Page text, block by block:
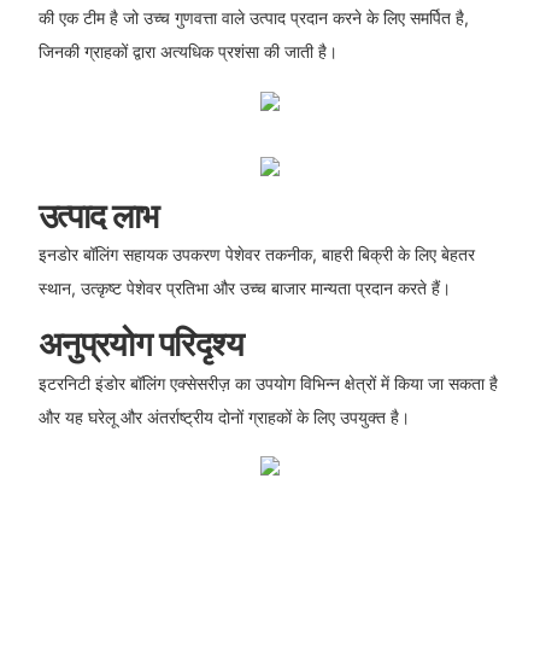
की एक टीम है जो उच्च गुणवत्ता वाले उत्पाद प्रदान करने के लिए समर्पित है,
जिनकी ग्राहकों द्वारा अत्यधिक प्रशंसा की जाती है।
उत्पाद लाभ
इनडोर बॉलिंग सहायक उपकरण पेशेवर तकनीक, बाहरी बिक्री के लिए बेहतर
स्थान, उत्कृष्ट पेशेवर प्रतिभा और उच्च बाजार मान्यता प्रदान करते हैं।
अनुप्रयोग परिदृश्य
इटरनिटी इंडोर बॉलिंग एक्सेसरीज़ का उपयोग विभिन्न क्षेत्रों में किया जा सकता है
और यह घरेलू और अंतर्राष्ट्रीय दोनों ग्राहकों के लिए उपयुक्त है।